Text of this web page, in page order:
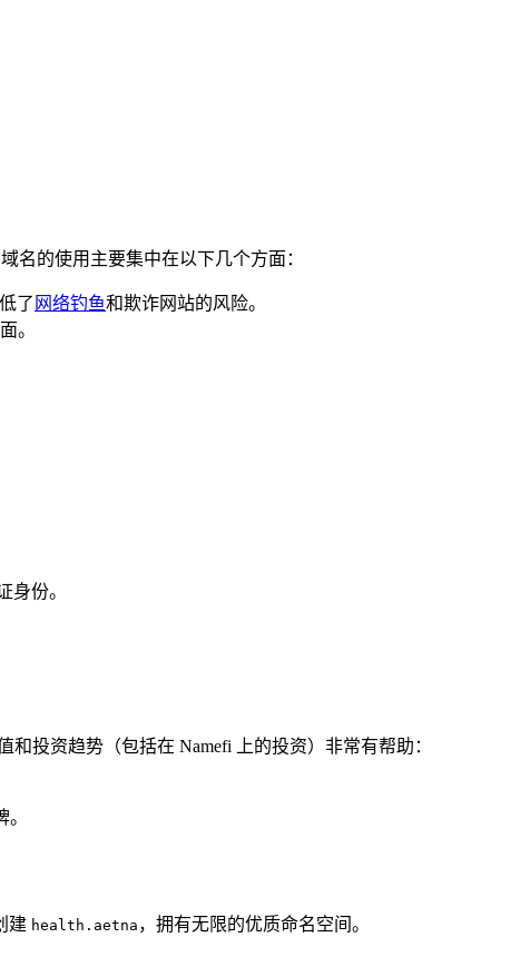
名的使用主要集中在以下几个方面：
了 网络钓鱼和欺诈网站的风险。
。
身份。
投资趋势（包括在 Namefi 上的投资）非常有帮助：
建 health.aetna ，拥有无限的优质命名空间。